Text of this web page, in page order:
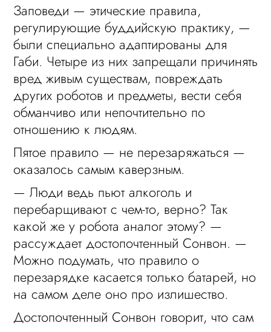
Заповеди — этические правила,
регулирующие буддийскую практику, —
были специально адаптированы для
Габи. Четыре из них запрещали причинять
вред живым существам, повреждать
других роботов и предметы, вести себя
обманчиво или непочтительно по
отношению к людям.
Пятое правило — не перезаряжаться —
оказалось самым каверзным.
— Люди ведь пьют алкоголь и
перебарщивают с чем-то, верно? Так
какой же у робота аналог этому? —
рассуждает достопочтенный Сонвон. —
Можно подумать, что правило о
перезарядке касается только батарей, но
на самом деле оно про излишество.
Достопочтенный Сонвон говорит, что сам